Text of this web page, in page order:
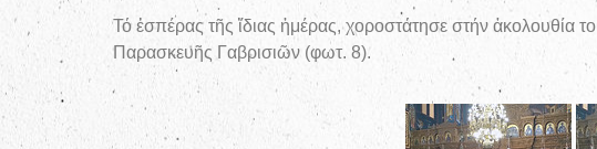
Τό ἑσπέρας τῆς ἴδιας ἡμέρας, χοροστάτησε στήν ἀκολουθία
Παρασκευῆς Γαβρισιῶν (φωτ. 8).